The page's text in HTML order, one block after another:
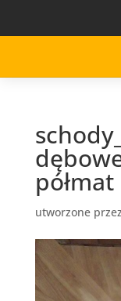
półmat
utworzone przez